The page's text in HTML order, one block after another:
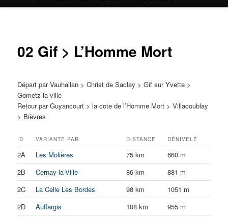
02 Gif > L’Homme Mort
Départ par Vauhallan > Christ de Saclay > Gif sur Yvette >
Gometz-la-ville
Retour par Guyancourt > la cote de l’Homme Mort > Villacoublay
> Bièvres
ID VARIANTE PAR DISTANCE DÉNIVELÉ
2A Les Molières 75 km
660 m
2B
Cernay-la-Ville 86 km
881 m
2C
La Celle Les Bordes 98 km
1051 m
2D
Auffargis 108 km
955 m